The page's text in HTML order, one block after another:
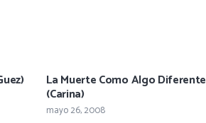
La Muerte Como Algo Diferente
(Carina)
mayo 26, 2008